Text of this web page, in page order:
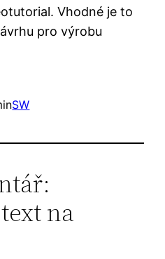
Vhodné je to
pro výrobu
SW
na